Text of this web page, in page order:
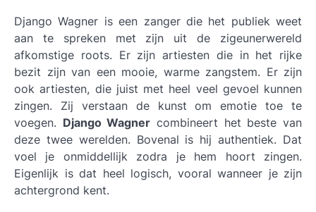
Django Wagner is een zanger die het publiek weet
aan te spreken met zijn uit de zigeunerwereld
afkomstige roots. Er zijn artiesten die in het rijke
bezit zijn van een mooie, warme zangstem. Er zijn
ook artiesten, die juist met heel veel gevoel kunnen
zingen. Zij verstaan de kunst om emotie toe te
voegen. Django Wagner combineert het beste van
deze twee werelden. Bovenal is hij authentiek. Dat
voel je onmiddellijk zodra je hem hoort zingen.
Eigenlijk is dat heel logisch, vooral wanneer je zijn
achtergrond kent.